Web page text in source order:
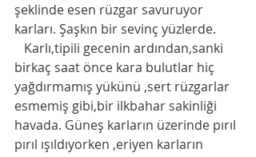
şeklinde esen rüzgar savuruyor
karları. Şaşkın bir sevinç yüzlerde.
birkaç saat önce kara bulutlar hiç
yağdırmamış yükünü ,sert rüzgarlar
esmemiş gibi,bir ilkbahar sakinliği
havada. Güneş karların üzerinde pırıl
pırıl ışıldıyorken ,eriyen karların